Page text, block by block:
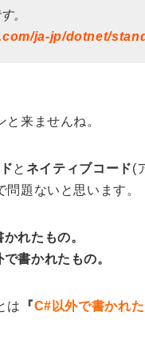
。
ja-jp/dotnet/
来ませんね。
と ネイティブコード(
題ないと思います。
れたもの。
書かれたもの。
は 『C#以外で書かれ